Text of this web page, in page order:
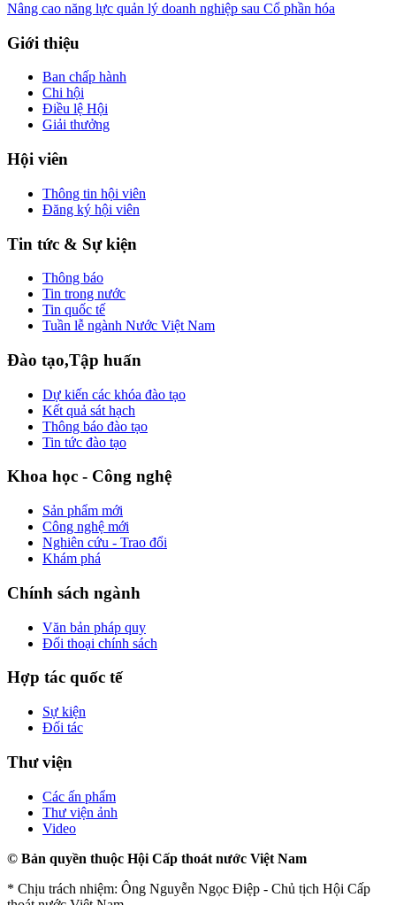
Nâng cao năng lực quản lý doanh nghiệp sau Cổ phần hóa
Giới thiệu
Ban chấp hành
Chi hội
Điều lệ Hội
Giải thưởng
Hội viên
Thông tin hội viên
Đăng ký hội viên
Tin tức & Sự kiện
Thông báo
Tin trong nước
Tin quốc tế
Tuần lễ ngành Nước Việt Nam
Đào tạo,Tập huấn
Dự kiến các khóa đào tạo
Kết quả sát hạch
Thông báo đào tạo
Tin tức đào tạo
Khoa học - Công nghệ
Sản phẩm mới
Công nghệ mới
Nghiên cứu - Trao đổi
Khám phá
Chính sách ngành
Văn bản pháp quy
Đối thoại chính sách
Hợp tác quốc tế
Sự kiện
Đối tác
Thư viện
Các ấn phẩm
Thư viện ảnh
Video
© Bản quyền thuộc Hội Cấp thoát nước Việt Nam
* Chịu trách nhiệm: Ông Nguyễn Ngọc Điệp - Chủ tịch Hội Cấp